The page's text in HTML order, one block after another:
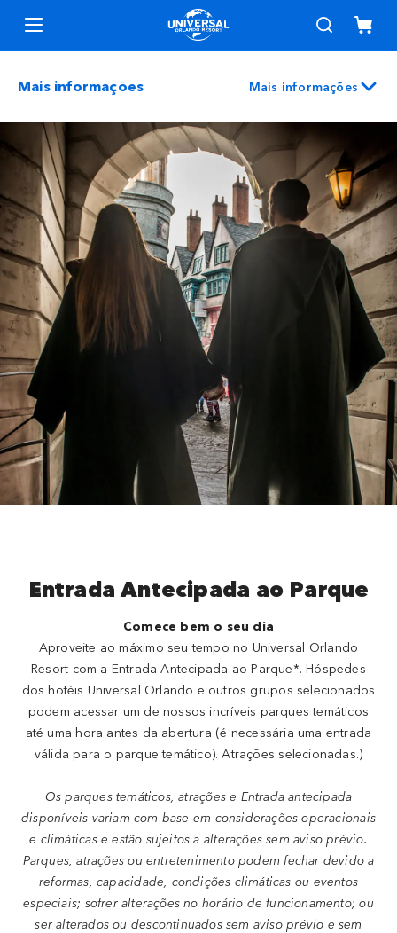
Mais informações Mais informações
Entrada Antecipada ao Parque
Comece bem o seu dia
Aproveite ao máximo seu tempo no Universal Orlando
Resort com a Entrada Antecipada ao Parque*. Hóspedes
dos hotéis Universal Orlando e outros grupos selecionados
podem acessar um de nossos incríveis parques temáticos
até uma hora antes da abertura (é necessária uma entrada
válida para o parque temático). Atrações selecionadas.)
Os parques temáticos, atrações e Entrada antecipada
disponíveis variam com base em considerações operacionais
e climáticas e estão sujeitos a alterações sem aviso prévio.
Parques, atrações ou entretenimento podem fechar devido a
reformas, capacidade, condições climáticas ou eventos
especiais; sofrer alterações no horário de funcionamento; ou
ser alterados ou descontinuados sem aviso prévio e sem